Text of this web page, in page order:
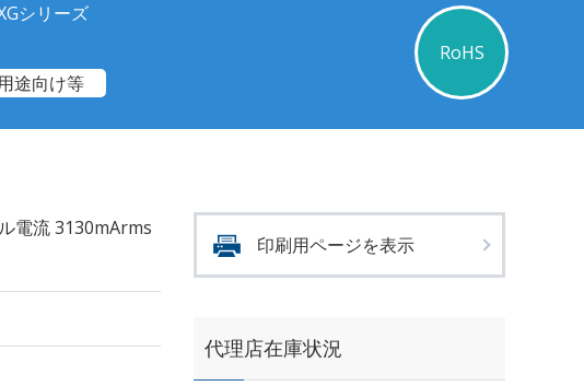
シリーズ
RoHS
途向け等
電流 3130mArms
印刷用ページを表示
代理店在庫状況